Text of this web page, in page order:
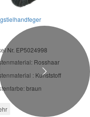
Nr. EP5024998
Rosshaar
: Kunststoff
braun
Next